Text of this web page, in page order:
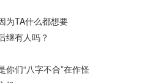
为TA什么都想要
继有人吗？
们“八字不合”在作怪